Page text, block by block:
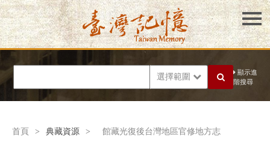
選擇範圍
顯示進
階搜尋
首頁 > 典藏資源 > 館藏光復後台灣地區官修地方志